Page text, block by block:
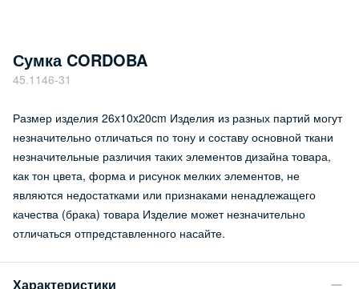
Сумка CORDOBA
45.1146-31
Размер изделия 26x10x20cm Изделия из разных партий могут
незначительно отличаться по тону и составу основной ткани
незначительные различия таких элементов дизайна товара,
как тон цвета, форма и рисунок мелких элементов, не
являются недостатками или признаками ненадлежащего
качества (брака) товара Изделие может незначительно
отличаться отпредставленного насайте.
Характеристики